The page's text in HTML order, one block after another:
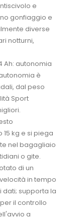
e
gonfiaggio e
diverse
notturni,
Ah: autonomia
è
dal peso
Sport
kg e si piega
nel bagagliaio
o gite.
di un
in tempo
dati; supporta la
il controllo
a